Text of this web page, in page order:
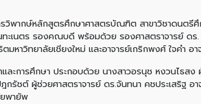
วิพากษ์หลักสูตรศึกษาศาสตรบัณฑิต สาขาวิชาดนต
ะเนตร รองคณบดี พร้อมด้วย รองศาสตราจารย์ ดร.
หาวิทยาลัยเชียงใหม่ และอาจารย์เกริกพงศ์ ใจคำ
ะการศึกษา ประกอบด้วย นางสาวอรนุช หงวนไธส
รัชต์ ผู้ช่วยศาสตราจารย์ ดร.จันทนา คชประเสริฐ อ
พายัพ